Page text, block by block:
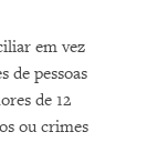
em vez
de pessoas
de 12
ou crimes